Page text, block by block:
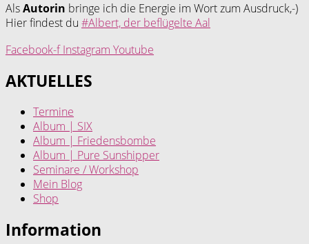
AlsAutorin bringe ich die Energie im Wort zum Ausdruck,-)
Hier findest du #Albert, der beflügelte Aal
Facebook-f Instagram Youtube
AKTUELLES
Termine
Album | SIX
Album | Friedensbombe
Album | Pure Sunshipper
Seminare / Workshop
Mein Blog
Shop
Information